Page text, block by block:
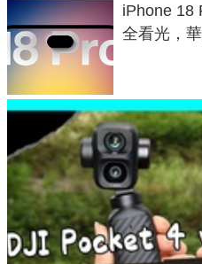
iPhone 18
全看光，